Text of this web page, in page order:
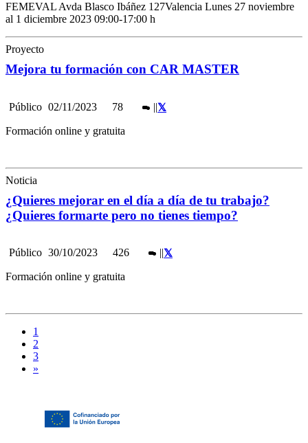
FEMEVAL Avda Blasco Ibáñez 127Valencia Lunes 27 noviembre
al 1 diciembre 2023 09:00-17:00 h
Proyecto
Mejora tu formación con CAR MASTER
Público 02/11/2023 78 ||
Formación online y gratuita
Noticia
¿Quieres mejorar en el día a día de tu trabajo?
¿Quieres formarte pero no tienes tiempo?
Público 30/10/2023 426 ||
Formación online y gratuita
1
2
3
»